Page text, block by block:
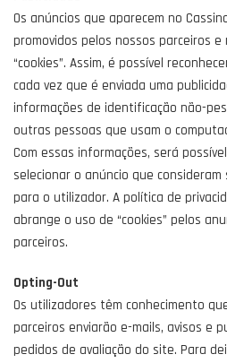
Os anúncios que aparecem no
promovidos pelos nossos parceiros e
“cookies”. Assim, é possível
cada vez que é enviada uma
informações de identificação não-
outras pessoas que usam o
Com essas informações, será
selecionar o anúncio que
para o utilizador. A política de
abrange o uso de “cookies” pelos
parceiros.
Opting-Out
Os utilizadores têm conhecimento
parceiros enviarão e-mails, avisos e
pedidos de avaliação do site. Para